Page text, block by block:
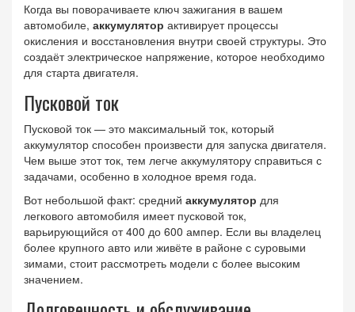
Когда вы поворачиваете ключ зажигания в вашем
автомобиле, аккумулятор активирует процессы
окисления и восстановления внутри своей структуры. Это
создаёт электрическое напряжение, которое необходимо
для старта двигателя.
Пусковой ток
Пусковой ток — это максимальный ток, который
аккумулятор способен произвести для запуска двигателя.
Чем выше этот ток, тем легче аккумулятору справиться с
задачами, особенно в холодное время года.
Вот небольшой факт: средний аккумулятор для
легкового автомобиля имеет пусковой ток,
варьирующийся от 400 до 600 ампер. Если вы владелец
более крупного авто или живёте в районе с суровыми
зимами, стоит рассмотреть модели с более высоким
значением.